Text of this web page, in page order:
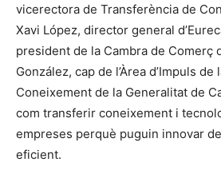
vicerectora de Transferència de
Xavi López, director general
president de la Cambra de Comerç
González, cap de l’Àrea d’Impuls
Coneixement de la Generalitat de
com transferir coneixement i
empreses perquè puguin innovar
eficient.